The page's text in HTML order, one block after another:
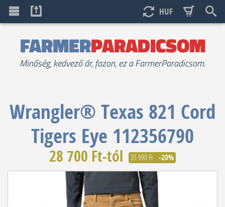
HUF
FARMERPARADICSOM
Minőség, kedvező ár, fazon, ez a FarmerParadicsom.
Wrangler® Texas 821 Cord
Tigers Eye 112356790
28 700 Ft-tól 35 990 Ft -20%